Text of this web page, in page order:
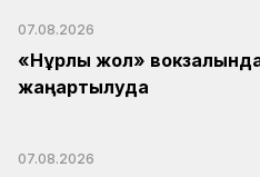
07.08.2026
«Нұрлы жол»
жаңартылуда
07.08.2026